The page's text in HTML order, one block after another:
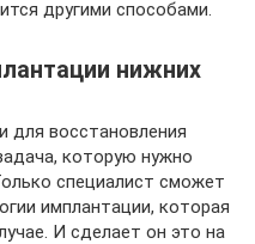
другими способами.
нижних
для восстановления
которую нужно
специалист сможет
имплантации, которая
И сделает он это на